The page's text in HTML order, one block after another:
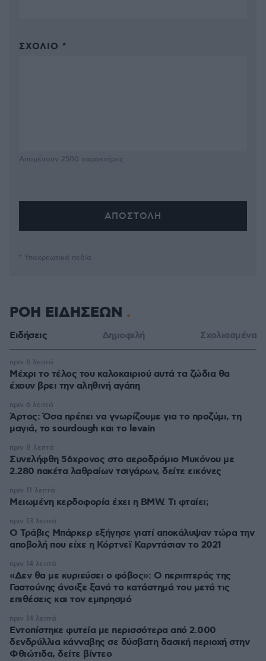
ΣΧΌΛΙΟ *
Απομένουν 2500 χαρακτήρες
* Υποχρεωτικά πεδία
ΡΟΗ ΕΙΔΗΣΕΩΝ
Ειδήσεις Δημοφιλή Σχολιασμένα
Μέχρι το τέλος του καλοκαιριού αυτά τα ζώδια θα
έχουν βρει την αληθινή αγάπη
πριν 6 λεπτά
Άρτος: Όσα πρέπει να γνωρίζουμε για το προζύμι, τη
μαγιά, το sourdough και το levain
πριν 6 λεπτά
Συνελήφθη 56χρονος στο αεροδρόμιο Μυκόνου με
2.280 πακέτα λαθραίων τσιγάρων, δείτε εικόνες
πριν 8 λεπτά
Μειωμένη κερδοφορία έχει η BMW. Τι φταίει;
πριν 11 λεπτά
O Τράβις Μπάρκερ εξήγησε γιατί αποκάλυψαν τώρα την
αποβολή που είχε η Κόρτνεϊ Καρντάσιαν το 2021
πριν 13 λεπτά
«Δεν θα με κυριεύσει ο φόβος»: Ο περιπτεράς της
Γαστούνης άνοιξε ξανά το κατάστημά του μετά τις
επιθέσεις και τον εμπρησμό
πριν 14 λεπτά
Εντοπίστηκε φυτεία με περισσότερα από 2.000
δενδρύλλια κάνναβης σε δύσβατη δασική περιοχή στην
Φθιώτιδα, δείτε βίντεο
πριν 14 λεπτά